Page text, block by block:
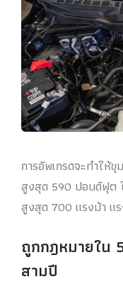
การอัพเกรดจะทําให้
สูงสุด 590 ปอนด์ฟุต
สูงสุด 700 แรงม้า แ
ถูกกฎหมายใน
สามปี